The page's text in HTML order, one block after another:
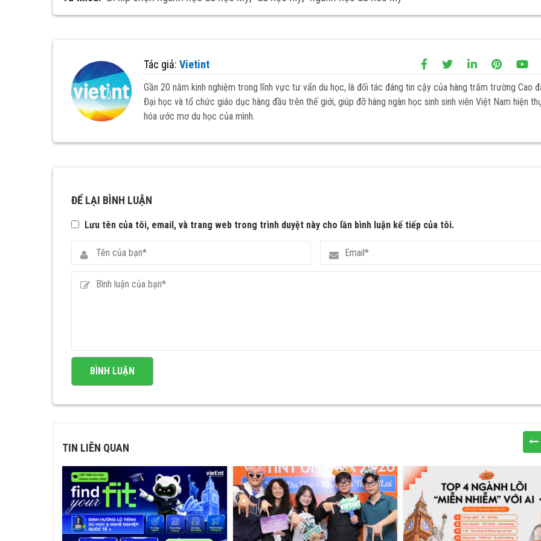
Tác giả: Vietint
Gần 20 năm kinh nghiệm trong lĩnh vực tư vấn du học, là đối tác đáng tin cậy của hàng trăm trường Cao
Đại học và tổ chức giáo dục hàng đầu trên thế giới, giúp đỡ hàng ngàn học sinh sinh viên Việt Nam hiện
hóa ước mơ du học của mình.
ĐỂ LẠI BÌNH LUẬN
Lưu tên của tôi, email, và trang web trong trình duyệt này cho lần bình luận kế tiếp của tôi.
TIN LIÊN QUAN